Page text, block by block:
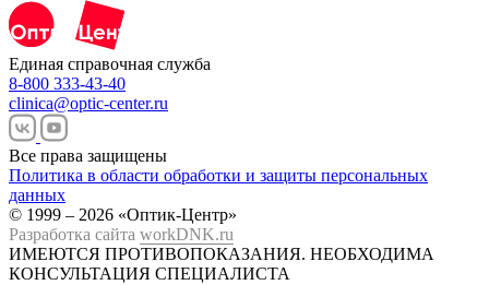
Единая справочная служба
8-800 333-43-40
clinica@optic-center.ru
Все права защищены
Политика в области обработки и защиты персональных
данных
© 1999 – 2026 «Оптик-Центр»
Разработка сайта workDNK.ru
ИМЕЮТСЯ ПРОТИВОПОКАЗАНИЯ. НЕОБХОДИМА
КОНСУЛЬТАЦИЯ СПЕЦИАЛИСТА